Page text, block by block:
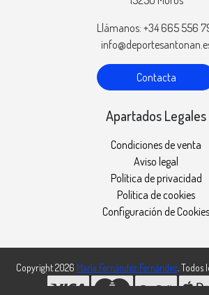
Llámanos: +34 665 556
Contacta
Apartados Legales
Condiciones de venta
Aviso legal
Política de privacidad
Política de cookies
Configuración de Cookies
Copyright 2026 María Fernández Fernández .